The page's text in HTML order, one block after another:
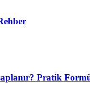
Pratik